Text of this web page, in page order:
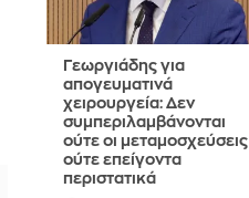
Γεωργιάδης για
απογευματινά
χειρουργεία: Δεν
συμπεριλαμβάνονται
ούτε οι μεταμοσχεύσεις
ούτε επείγοντα
περιστατικά